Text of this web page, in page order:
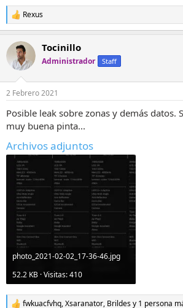
R
e
c
c
e
:
Rexus
Tocinillo
Administrador Staff
2 Febrero 2021
Posible leak sobre zonas y demás datos.
muy buena pinta...
Archivos adjuntos
photo_2021-02-02_17-36-46.jpg
52.2 KB · Visitas: 410
fwkuacfvhq,Xsaranator, Brildesy 1 persona